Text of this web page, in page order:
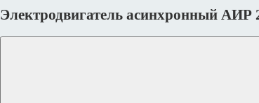
Электродвигатель асинхронный АИР